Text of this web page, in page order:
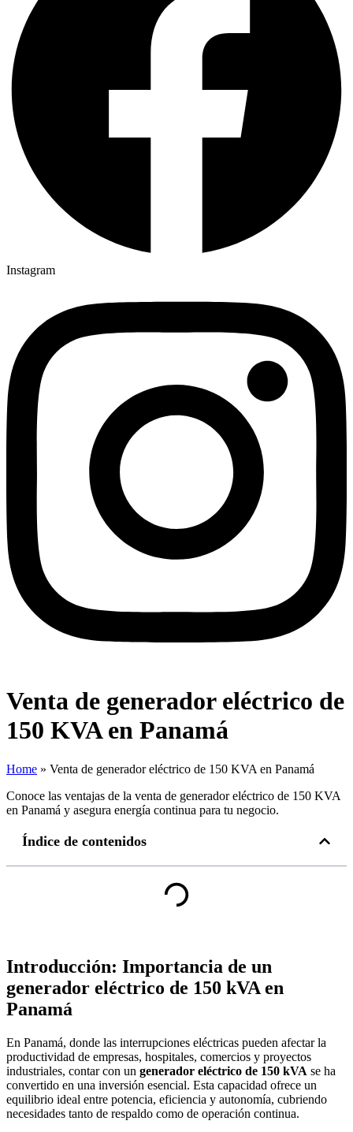
Instagram
Venta de generador eléctrico de
150 KVA en Panamá
Home » Venta de generador eléctrico de 150 KVA en Panamá
Conoce las ventajas de la venta de generador eléctrico de 150 KVA
en Panamá y asegura energía continua para tu negocio.
Índice de contenidos
Introducción: Importancia de un
generador eléctrico de 150 kVA en
Panamá
En Panamá, donde las interrupciones eléctricas pueden afectar la
productividad de empresas, hospitales, comercios y proyectos
industriales, contar con un generador eléctrico de 150 kVA se ha
convertido en una inversión esencial. Esta capacidad ofrece un
equilibrio ideal entre potencia, eficiencia y autonomía, cubriendo
necesidades tanto de respaldo como de operación continua.